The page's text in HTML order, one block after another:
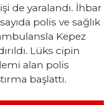
de yaralandı. İhbar
polis ve sağlık
Kepez
Lüks cipin
alan polis
başlattı.